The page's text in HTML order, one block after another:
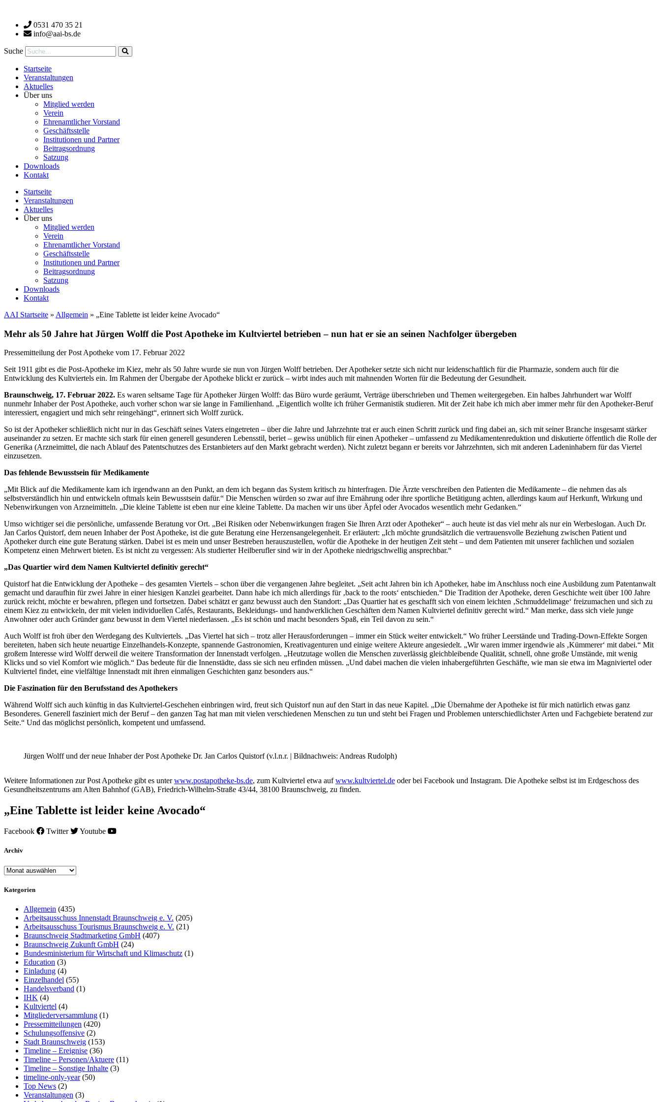
wechseln 0531 470 35 21
info@aai-bs.de
Suche
Startseite
Veranstaltungen
Aktuelles
Über uns
Mitglied werden
Verein
Ehrenamtlicher Vorstand
Geschäftsstelle
Institutionen und Partner
Beitragsordnung
Satzung
Downloads
Kontakt
Startseite
Veranstaltungen
Aktuelles
Über uns
Mitglied werden
Verein
Ehrenamtlicher Vorstand
Geschäftsstelle
Institutionen und Partner
Beitragsordnung
Satzung
Downloads
Kontakt
AAI Startseite » Allgemein » „Eine Tablette ist leider keine Avocado“
Mehr als 50 Jahre hat Jürgen Wolff die Post Apotheke im Kultviertel betrieben – nun hat er sie an seinen Nachfolger übergeben
Pressemitteilung der Post Apotheke vom 17. Februar 2022
Seit 1911 gibt es die Post-Apotheke im Kiez, mehr als 50 Jahre wurde sie nun von Jürgen Wolff betrieben. Der Apotheker setzte sich nicht nur leidenschaftlich für die Pharmazie, sondern auch für die
Entwicklung des Kultviertels ein. Im Rahmen der Übergabe der Apotheke blickt er zurück – wirbt indes auch mit mahnenden Worten für die Bedeutung der Gesundheit.
Braunschweig, 17. Februar 2022. Es waren seltsame Tage für Apotheker Jürgen Wolff: das Büro wurde geräumt, Verträge überschrieben und Themen weitergegeben. Ein halbes Jahrhundert war Wolff
nunmehr Inhaber der Post Apotheke, auch vorher schon war sie lange in Familienhand. „Eigentlich wollte ich früher Germanistik studieren. Mit der Zeit habe ich mich aber immer mehr für den Apotheker-Beruf
interessiert, engagiert und mich sehr reingehängt“, erinnert sich Wolff zurück.
So ist der Apotheker schließlich nicht nur in das Geschäft seines Vaters eingetreten – über die Jahre und Jahrzehnte trat er auch einen Schritt zurück und fing dabei an, sich mit seiner Branche insgesamt stärker
auseinander zu setzen. Er machte sich stark für einen generell gesunderen Lebensstil, beriet – gewiss unüblich für einen Apotheker – umfassend zu Medikamentenreduktion und diskutierte öffentlich die Rolle der
Generika (Arzneimittel, die nach Ablauf des Patentschutzes des Erstanbieters auf den Markt gebracht werden). Nicht zuletzt begann er bereits vor Jahrzehnten, sich mit anderen Ladeninhabern für das Viertel
einzusetzen.
Das fehlende Bewusstsein für Medikamente
„Mit Blick auf die Medikamente kam ich irgendwann an den Punkt, an dem ich begann das System kritisch zu hinterfragen. Die Ärzte verschreiben den Patienten die Medikamente – die nehmen das als
selbstverständlich hin und entwickeln oftmals kein Bewusstsein dafür.“ Die Menschen würden so zwar auf ihre Ernährung oder ihre sportliche Betätigung achten, allerdings kaum auf Herkunft, Wirkung und
Nebenwirkungen von Arzneimitteln. „Die kleine Tablette ist eben nur eine kleine Tablette. Da machen wir uns über Äpfel oder Avocados wesentlich mehr Gedanken.“
Umso wichtiger sei die persönliche, umfassende Beratung vor Ort. „Bei Risiken oder Nebenwirkungen fragen Sie Ihren Arzt oder Apotheker“ – auch heute ist das viel mehr als nur ein Werbeslogan. Auch Dr.
Jan Carlos Quistorf, dem neuen Inhaber der Post Apotheke, ist die gute Beratung eine Herzensangelegenheit. Er erläutert: „Ich möchte grundsätzlich die vertrauensvolle Beziehung zwischen Patient und
Apotheker durch eine gute Beratung stärken. Dabei ist es mein und unser Bestreben herauszustellen, wofür die Apotheke in der heutigen Zeit steht – und dem Patienten mit unserer fachlichen und sozialen
Kompetenz einen Mehrwert bieten. Es ist nicht zu vergessen: Als studierter Heilberufler sind wir in der Apotheke niedrigschwellig ansprechbar.“
„Das Quartier wird dem Namen Kultviertel definitiv gerecht“
Quistorf hat die Entwicklung der Apotheke – des gesamten Viertels – schon über die vergangenen Jahre begleitet. „Seit acht Jahren bin ich Apotheker, habe im Anschluss noch eine Ausbildung zum Patentanwalt
gemacht und daraufhin für zwei Jahre in einer hiesigen Kanzlei gearbeitet. Dann habe ich mich allerdings für ‚back to the roots‘ entschieden.“ Die Tradition der Apotheke, deren Geschichte weit über 100 Jahre
zurück reicht, möchte er bewahren, pflegen und fortsetzen. Dabei schätzt er ganz bewusst auch den Standort: „Das Quartier hat es geschafft sich von einem leichten ‚Schmuddelimage‘ freizumachen und sich zu
einem Kiez zu entwickeln, der mit vielen individuellen Cafés, Restaurants, Bekleidungs- und handwerklichen Geschäften dem Namen Kultviertel definitiv gerecht wird.“ Man merke, dass sich viele junge
Anwohner oder auch Gründer ganz bewusst in dem Viertel niederlassen. „Es ist schön und macht besonders Spaß, ein Teil davon zu sein.“
Auch Wolff ist froh über den Werdegang des Kultviertels. „Das Viertel hat sich – trotz aller Herausforderungen – immer ein Stück weiter entwickelt.“ Wo früher Leerstände und Trading-Down-Effekte Sorgen
bereiteten, haben sich heute neuartige Einzelhandels-Konzepte, spannende Gastronomien, Kreativagenturen und einige weitere Akteure angesiedelt. „Wir waren immer irgendwie als ‚Kümmerer‘ mit dabei.“ Mit
großem Interesse wird Wolff derweil die weitere Transformation der Innenstadt verfolgen. „Heutzutage wollen die Menschen zuverlässig gleichbleibende Qualität, schnell, ohne große Umstände, mit wenig
Klicks und so viel Komfort wie möglich.“ Das bedeute für die Innenstädte, dass sie sich neu erfinden müssen. „Und dabei machen die vielen inhabergeführten Geschäfte, wie man sie etwa im Magniviertel oder
Kultviertel findet, eine vielfältige Innenstadt mit ihren einmaligen Geschichten ganz besonders aus.“
Die Faszination für den Berufsstand des Apothekers
Während Wolff sich auch künftig in das Kultviertel-Geschehen einbringen wird, freut sich Quistorf nun auf den Start in das neue Kapitel. „Die Übernahme der Apotheke ist für mich natürlich etwas ganz
Besonderes. Generell fasziniert mich der Beruf – den ganzen Tag hat man mit vielen verschiedenen Menschen zu tun und steht bei Fragen und Problemen unterschiedlichster Arten und Fachgebiete beratend zur
Seite.“ Und das möglichst persönlich, kompetent und umfassend.
Jürgen Wolff und der neue Inhaber der Post Apotheke Dr. Jan Carlos Quistorf (v.l.n.r. | Bildnachweis: Andreas Rudolph)
Weitere Informationen zur Post Apotheke gibt es unterwww.postapotheke-bs.de, zum Kultviertel etwa aufwww.kultviertel.de oder bei Facebook und Instagram. Die Apotheke selbst ist im Erdgeschoss des
Gesundheitszentrums am Alten Bahnhof (GAB), Friedrich-Wilhelm-Straße 43/44, 38100 Braunschweig, zu finden.
„Eine Tablette ist leider keine Avocado“
Facebook Twitter Youtube
Archiv
Archiv
Kategorien
Allgemein (435)
Arbeitsausschuss Innenstadt Braunschweig e. V. (205)
Arbeitsausschuss Tourismus Braunschweig e. V. (21)
Braunschweig Stadtmarketing GmbH (407)
Braunschweig Zukunft GmbH (24)
Bundesministerium für Wirtschaft und Klimaschutz (1)
Education (3)
Einladung (4)
Einzelhandel (55)
Handelsverband (1)
IHK (4)
Kultviertel (4)
Mitgliederversammlung (1)
Pressemitteilungen (420)
Schulungsoffensive (2)
Stadt Braunschweig (153)
Timeline – Ereignise (36)
Timeline – Personen/Aktuere (11)
Timeline – Sonstige Inhalte (3)
timeline-only-year(50)
Top News (2)
Veranstaltungen (3)